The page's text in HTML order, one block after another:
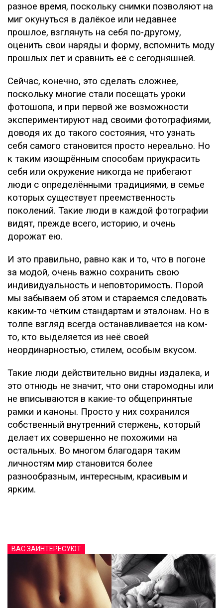
разное время, поскольку снимки позволяют на
миг окунуться в далёкое или недавнее
прошлое, взглянуть на себя по-другому,
оценить свои наряды и форму, вспомнить моду
прошлых лет и сравнить её с сегодняшней.
Сейчас, конечно, это сделать сложнее,
поскольку многие стали посещать уроки
фотошопа, и при первой же возможности
экспериментируют над своими фотографиями,
доводя их до такого состояния, что узнать
себя самого становится просто нереально. Но
к таким изощрённым способам приукрасить
себя или окружение никогда не прибегают
люди с определёнными традициями, в семье
которых существует преемственность
поколений. Такие люди в каждой фотографии
видят, прежде всего, историю, и очень
дорожат ею.
И это правильно, равно как и то, что в погоне
за модой, очень важно сохранить свою
индивидуальность и неповторимость. Порой
мы забываем об этом и стараемся следовать
каким-то чётким стандартам и эталонам. Но в
толпе взгляд всегда останавливается на ком-
то, кто выделяется из неё своей
неординарностью, стилем, особым вкусом.
Такие люди действительно видны издалека, и
это отнюдь не значит, что они старомодны или
не вписываются в какие-то общепринятые
рамки и каноны. Просто у них сохранился
собственный внутренний стержень, который
делает их совершенно не похожими на
остальных. Во многом благодаря таким
личностям мир становится более
разнообразным, интересным, красивым и
ярким.
ВАС ЗАИНТЕРЕСУЮТ